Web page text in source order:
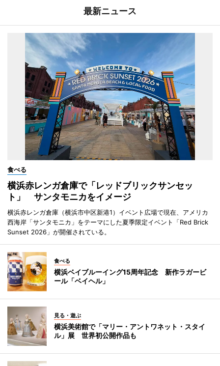
最新ニュース
食べる
横浜赤レンガ倉庫で「レッドブリックサンセッ
ト」 サンタモニカをイメージ
横浜赤レンガ倉庫（横浜市中区新港1）イベント広場で現在、アメリカ
西海岸「サンタモニカ」をテーマにした夏季限定イベント「Red Brick
Sunset 2026」が開催されている。
食べる
横浜ベイブルーイング15周年記念 新作ラガービ
ール「ベイヘル」
見る・遊ぶ
横浜美術館で「マリー・アントワネット・スタイ
ル」展 世界初公開作品も